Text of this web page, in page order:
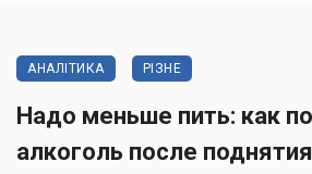
АНАЛІТИКА РІЗНЕ
Надо меньше пить: как
алкоголь после